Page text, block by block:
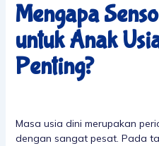
Mengapa
untuk Anak
Penting?
Masa usia dini merupakan
dengan sangat pesat. Pada